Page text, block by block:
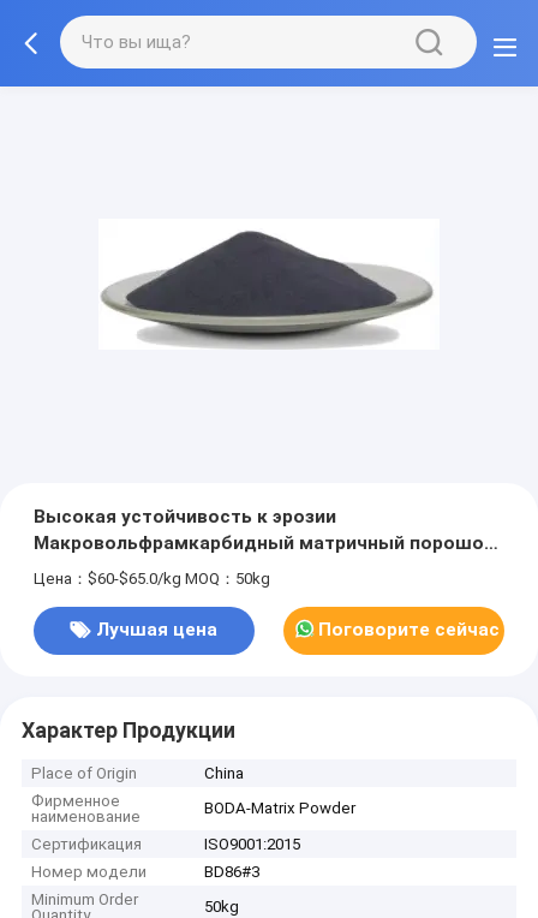
Высокая устойчивость к эрозии
Макровольфрамкарбидный матричный порошок
для буровых блоков PDC
Цена：$60-$65.0/kg MOQ：50kg
Лучшая цена Поговорите сейчас
Характер Продукции
Place of Origin
China
Фирменное
наименование
BODA-Matrix Powder
Сертификация
ISO9001:2015
Номер модели
BD86#3
Minimum Order
50kg